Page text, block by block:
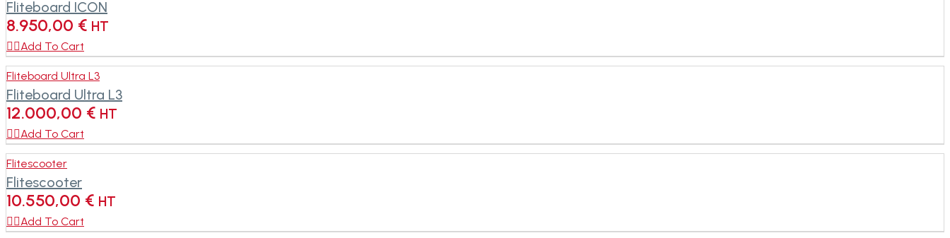
Fliteboard ICON
8.950,00 € HT
Add To Cart
Fliteboard Ultra L3
Fliteboard Ultra L3
12.000,00 € HT
Add To Cart
Flitescooter
Flitescooter
10.550,00 € HT
Add To Cart